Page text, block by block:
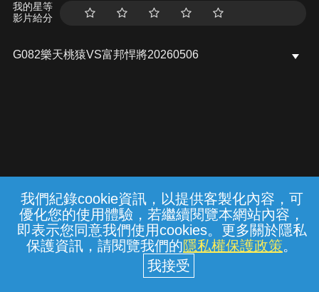
我們紀錄cookie資訊，以提供客製化內容，可
優化您的使用體驗，若繼續閱覽本網站內容，
即表示您同意我們使用cookies。更多關於隱私
保護資訊，請閱覽我們的隱私權保護政策。
我的星等
影片給分
G082樂天桃猿VS富邦悍將20260506
常見問題 線上客服 服務條款 隱私權保護
中華電信股份有限公司個人家庭分公司
(統一編號：96979949) © 2026
{{notifyMsg}}